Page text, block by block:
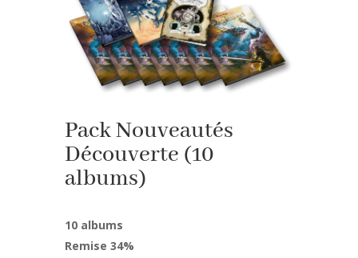
Pack Nouveautés
Découverte (10
albums)
10 albums
Remise 34%